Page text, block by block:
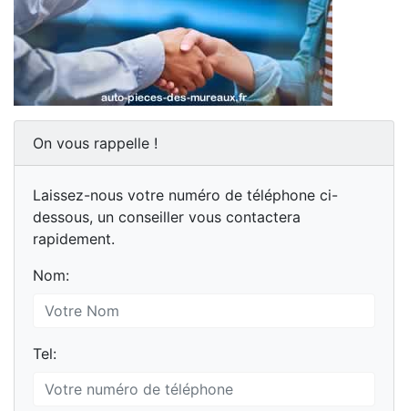
On vous rappelle !
Laissez-nous votre numéro de téléphone ci-
dessous, un conseiller vous contactera
rapidement.
Nom:
Tel: